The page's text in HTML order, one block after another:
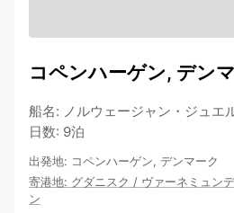
コペンハーゲン, デン
船名: ノルウェージャン・ジュエ
日数: 9泊
出発地: コペンハーゲン, デンマーク
寄港地: グダニスク / ヴァーネミュンデ
ン